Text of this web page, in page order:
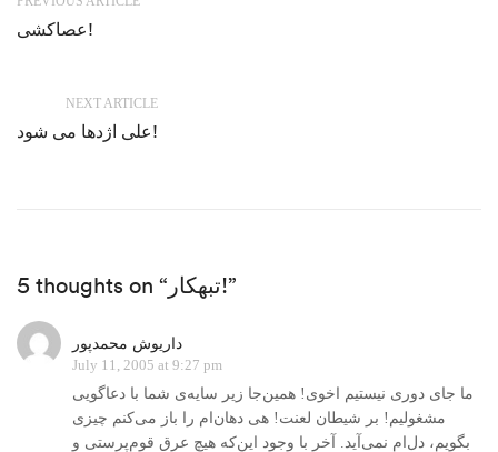
عصاکشی!
NEXT ARTICLE
علی اژدها می شود!
5 thoughts on “تبهکار!”
داريوش محمدپور
July 11, 2005 at 9:27 pm
ما جای دوری نيستيم اخوی! همين‌جا زير سايه‌ی شما با دعاگويی
مشغوليم! بر شيطان لعنت! هی دهان‌ام را باز می‌کنم چيزی
بگويم،‌ دل‌ام نمی‌آيد. آخر با وجود اين‌که هيچ عرق قوم‌پرستی و